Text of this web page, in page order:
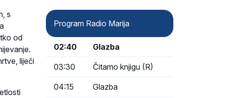
s
od
liječi
dizali…
Program Radio Marija
02:40 Glazba
03:30 Čitamo knjigu (R)
04:15 Glazba